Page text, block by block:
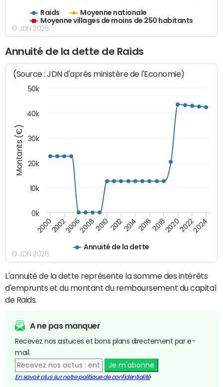
Raids
Moyenne nationale
Moyenne villages de moins de 250 habitants
© JDN 2026
Annuité de la dette de Raids
Montants (€)
(Source : JDN d'après ministère de l'Economie)
Annuité de la dette
20002002200620082010 2012201420162018202020222024
0k
10k
20k
30k
40k
50k
© JDN 2026
L'annuité de la dette représente la somme des intérêts
d'emprunts et du montant du remboursement du capital
de Raids.
A ne pas manquer
Recevez nos astuces et bons plans directement par e-
mail.
Je m'abonne
En savoir plus sur notre politique de confidentialité